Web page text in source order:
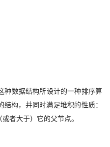
种数据结构所设计的一种排序算
构，并同时满足堆积的性质：
者大于）它的父节点。